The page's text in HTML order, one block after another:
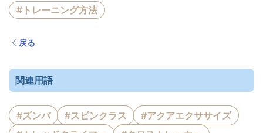
#トレーニング方法
戻る
関連用語
#ズンバ #スピンクラス
#アクアエクササイズ